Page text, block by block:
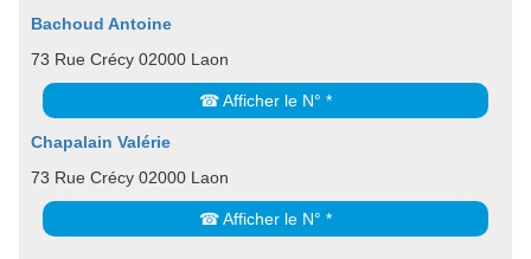
Bachoud Antoine
73 Rue Crécy 02000 Laon
☎ Afficher le N° *
Chapalain Valérie
73 Rue Crécy 02000 Laon
☎ Afficher le N° *